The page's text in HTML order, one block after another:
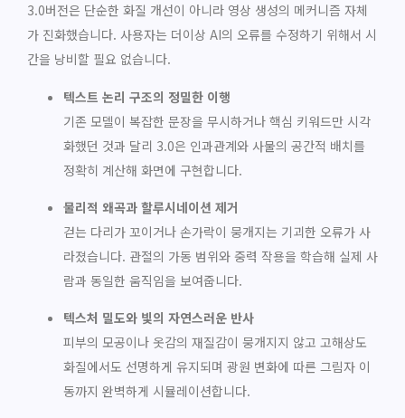
3.0버전은 단순한 화질 개선이 아니라 영상 생성의 메커니즘 자체
가 진화했습니다. 사용자는 더이상 AI의 오류를 수정하기 위해서 시
간을 낭비할 필요 없습니다.
텍스트 논리 구조의 정밀한 이행
기존 모델이 복잡한 문장을 무시하거나 핵심 키워드만 시각
화했던 것과 달리 3.0은 인과관계와 사물의 공간적 배치를
정확히 계산해 화면에 구현합니다.
물리적 왜곡과 할루시네이션 제거
걷는 다리가 꼬이거나 손가락이 뭉개지는 기괴한 오류가 사
라졌습니다. 관절의 가동 범위와 중력 작용을 학습해 실제 사
람과 동일한 움직임을 보여줍니다.
텍스처 밀도와 빛의 자연스러운 반사
피부의 모공이나 옷감의 재질감이 뭉개지지 않고 고해상도
화질에서도 선명하게 유지되며 광원 변화에 따른 그림자 이
동까지 완벽하게 시뮬레이션합니다.